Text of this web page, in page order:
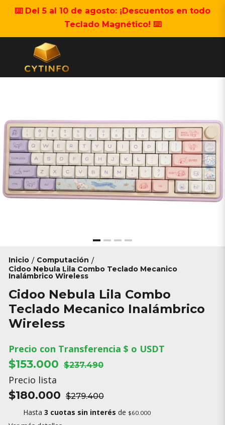
⌨️ Del 5 al 10 de agosto: ¡Descuentos en todo
Teclado Magnético! ⌨️
Inicio / Computación /
Cidoo Nebula Lila Combo Teclado Mecanico
Inalámbrico Wireless
Cidoo Nebula Lila Combo
Teclado Mecanico Inalámbrico
Wireless
Precio con Transferencia $ o USDT
$153.000 $237.490
Precio lista
$180.000 $279.400
Hasta 3 cuotas sin interés de $60.000